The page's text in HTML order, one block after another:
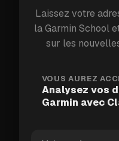
Option A :
Claude Cowork
que vous partagez
Laissez votre
la Garmin School
sur les
VOUS AUREZ
Analysez vos
Garmin avec